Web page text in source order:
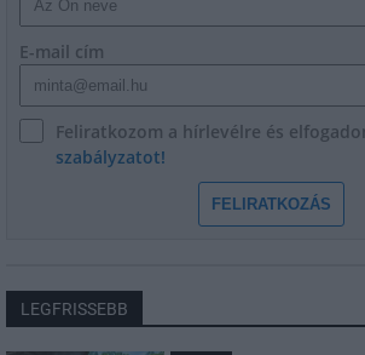
E-mail cím
Feliratkozom a hírlevélre és
szabályzatot!
FELIRATKOZÁS
LEGFRISSEBB